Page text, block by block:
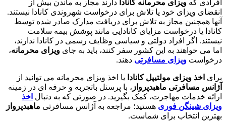
افرادی که ویزای محرمانه کانادا دارند مجاز به ماندن بیش از
انقضای ویزای خود یا تلاش برای درخواست شهروندی کانادا نیستند.
آنها همچنین مجاز به تلاش برای دریافت مدارک صادر شده توسط
کانادا یا درخواست مزایای کانادایی مانند پوشش بیمه سلامت
نیستند. اگر افراد دولتی و سیاسی وظایف رسمی در کانادا ندارند،
اما می خواهند به این کشور سفر کنند، باید به جای ویزای محرمانه،
درخواست ویزای مسافرتی دهند.
برای اخذ ویزای مولتیپل کانادا یا اخذ ویزای محرمانه می توانید از
آژانس مسافرتی ماهبدپرواز ، با پرسنل باتجربه و حرفه ای در زمینه
ارائه خدمات مهاجرت، کمک بگیرید. در صورتی که به دنبال اخذ
ویزای شینگن فوری هستید؛ مراجعه به آژانس مسافرتی ماهبدپرواز
بهترین انتخاب برای شماست.